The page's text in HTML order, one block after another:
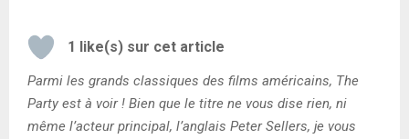
1 like(s) sur cet article
Parmi les grands classiques des films américains, The
Party est à voir ! Bien que le titre ne vous dise rien, ni
même l’acteur principal, l’anglais Peter Sellers, je vous